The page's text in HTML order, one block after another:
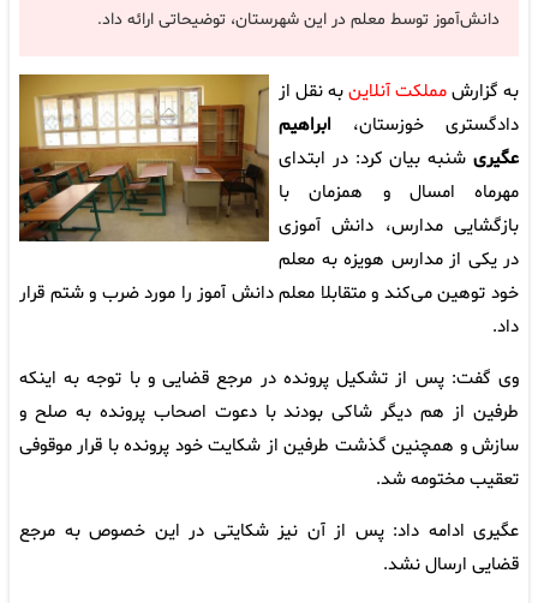
دانش‌آموز توسط معلم در این شهرستان، توضیحاتی ارائه داد.
به گزارشمملکت آنلاینبه نقل از
دادگستری خوزستان، ابراهیم
عگیری شنبه بیان کرد: در ابتدای
مهرماه امسال و همزمان با
بازگشایی مدارس، دانش آموزی
در یکی از مدارس هویزه به معلم
خود توهین می‌کند و متقابلا معلم دانش آموز را مورد ضرب و شتم قرار
داد.
وی گفت: پس از تشکیل پرونده در مرجع قضایی و با توجه به اینکه
طرفین از هم دیگر شاکی بودند با دعوت اصحاب پرونده به صلح و
سازش و همچنین گذشت طرفین از شکایت خود پرونده با قرار موقوفی
تعقیب مختومه شد.
عگیری ادامه داد: پس از آن نیز شکایتی در این خصوص به مرجع
قضایی ارسال نشد.